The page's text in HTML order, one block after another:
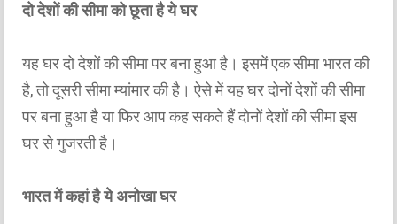
दो देशों की सीमा को छूता है ये घर
यह घर दो देशों की सीमा पर बना हुआ है। इसमें एक सीमा भारत की
है, तो दूसरी सीमा म्यांमार की है। ऐसे में यह घर दोनों देशों की सीमा
पर बना हुआ है या फिर आप कह सकते हैं दोनों देशों की सीमा इस
घर से गुजरती है।
भारत में कहां है ये अनोखा घर